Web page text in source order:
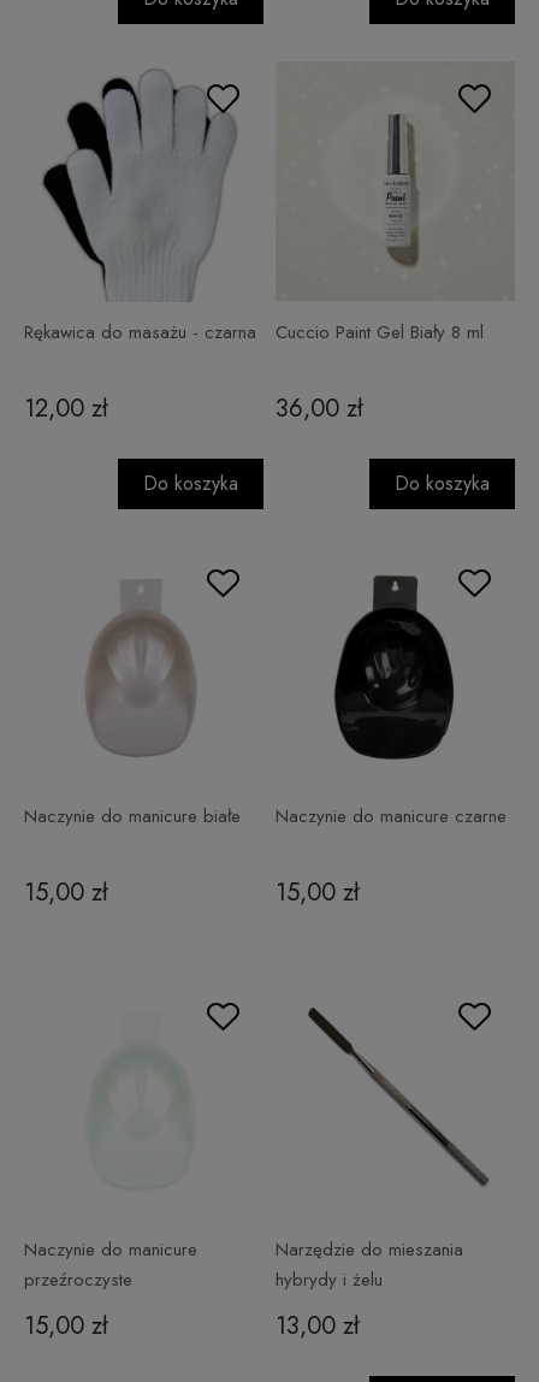
Rękawica do masażu - czarna
12,00 zł
Do koszyka
Cuccio Paint Gel Biały 8 ml
36,00 zł
Do koszyka
Naczynie do manicure białe
15,00 zł
Naczynie do manicure czarne
15,00 zł
Naczynie do manicure
przeźroczyste
15,00 zł
Narzędzie do mieszania
hybrydy i żelu
13,00 zł